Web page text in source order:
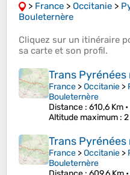
> France > Occitanie >
Bouleternère
Cliquez sur un itinéraire
sa carte et son profil.
Trans Pyrénées
France >Occitanie >
Bouleternère
Distance : 610,6 Km •
Altitude maximum :
Trans Pyrénées
France >Occitanie >
Bouleternère